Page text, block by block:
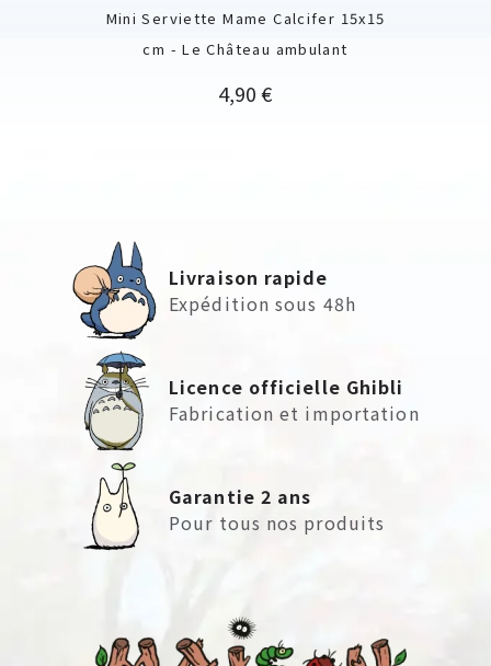
Mini Serviette Mame Calcifer 15x15
cm - Le Château ambulant
Prix
4,90 €
Livraison rapide
Expédition sous 48h
Licence officielle Ghibli
Fabrication et importation
Garantie 2 ans
Pour tous nos produits